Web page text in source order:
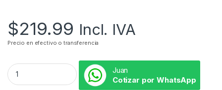
$219.99 Incl. IVA
Precio en efectivo o transferencia
Juan
Cotizar por WhatsApp